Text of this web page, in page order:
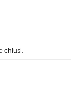
chiusi.